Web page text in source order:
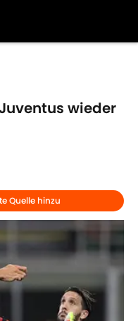
wieder
Quelle hinzu